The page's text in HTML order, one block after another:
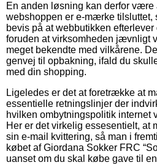
En anden løsning kan derfor
webshoppen er e-mærke
bevis på at webbutikken
foruden at virksomheden jævnligt
meget bekendte med vilkårene.
genvej til opbakning, ifald du
med din shopping.
Ligeledes er det at foretrække at
essentielle retningslinjer der
hvilken ombytningspolitik internet
Her er det virkelig essesentielt, at
sin e-mail kvittering, så man i
købet af Giordana Sokker FRC
uanset om du skal købe gave til